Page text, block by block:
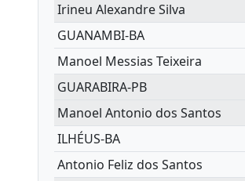
Irineu Alexandre Silva
GUANAMBI-BA
Manoel Messias Teixeira
GUARABIRA-PB
Manoel Antonio dos Santos
ILHÉUS-BA
Antonio Feliz dos Santos